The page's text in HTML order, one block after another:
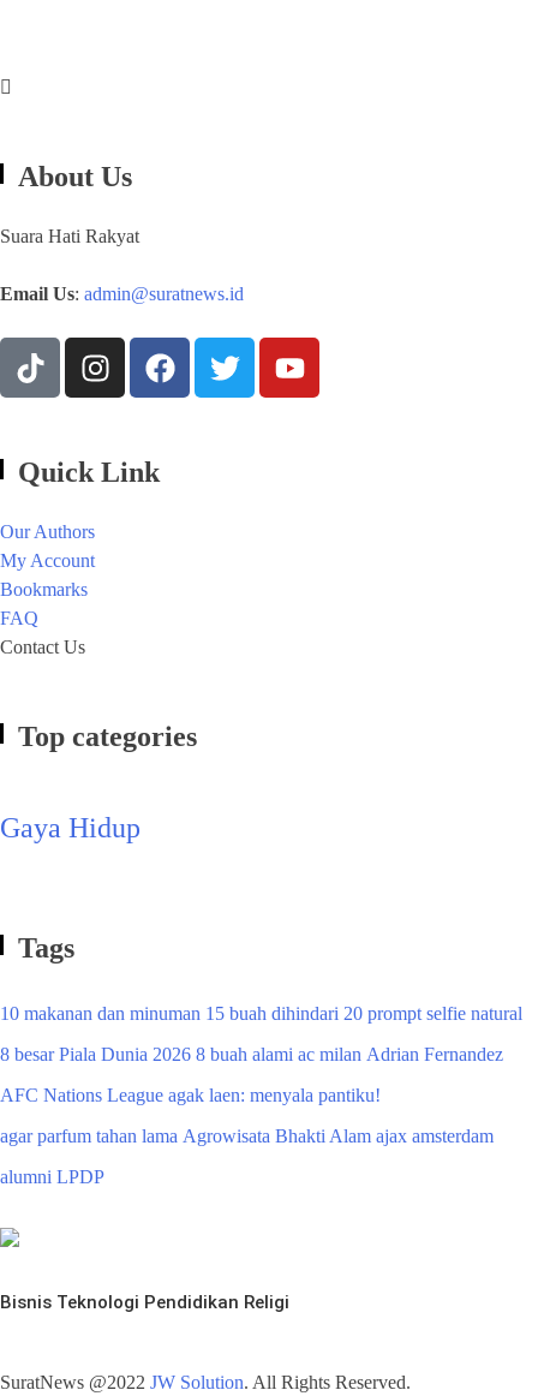
About Us
Suara Hati Rakyat
Email Us: admin@suratnews.id
Quick Link
Our Authors
My Account
Bookmarks
FAQ
Contact Us
Top categories
Gaya Hidup
Tags
10 makanan dan minuman 15 buah dihindari 20 prompt selfie natural
8 besar Piala Dunia 2026 8 buah alami ac milan Adrian Fernandez
AFC Nations League agak laen: menyala pantiku!
agar parfum tahan lama Agrowisata Bhakti Alam ajax amsterdam
alumni LPDP
Bisnis Teknologi Pendidikan Religi
SuratNews @2022 JW Solution. All Rights Reserved.